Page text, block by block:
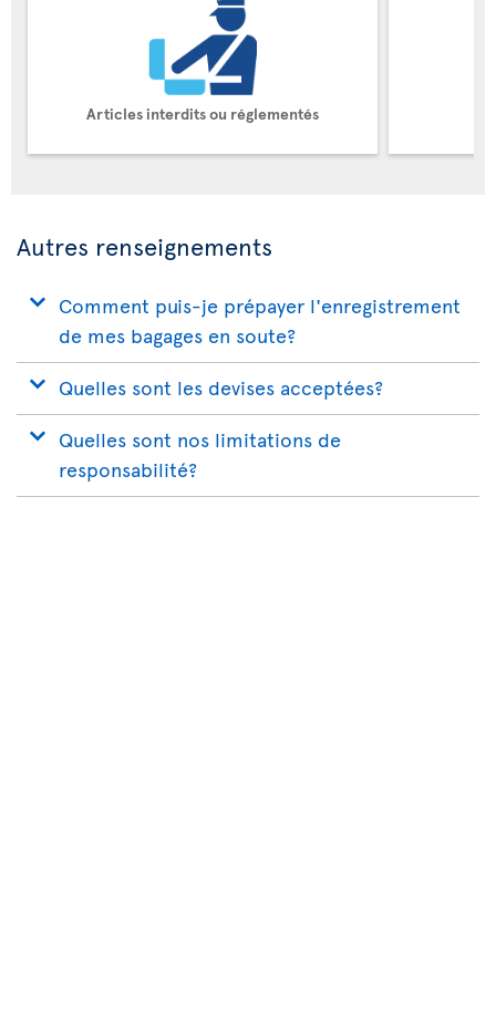
Articles interdits ou réglementés
Autres renseignements
Comment puis-je prépayer l'enregistrement
de mes bagages en soute?
Quelles sont les devises acceptées?
Quelles sont nos limitations de
responsabilité?